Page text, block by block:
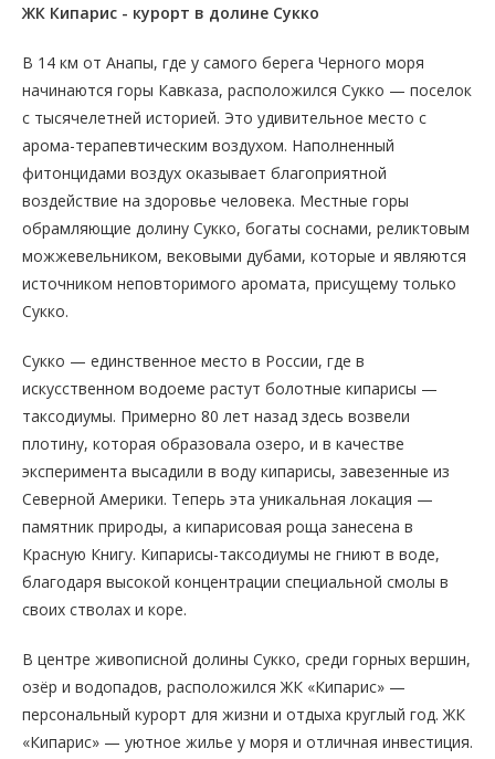
ЖК Кипарис - курорт в долине Сукко
В 14 км от Анапы, где у самого берега Черного моря
начинаются горы Кавказа, расположился Сукко — поселок
с тысячелетней историей. Это удивительное место с
арома-терапевтическим воздухом. Наполненный
фитонцидами воздух оказывает благоприятной
воздействие на здоровье человека. Местные горы
обрамляющие долину Сукко, богаты соснами, реликтовым
можжевельником, вековыми дубами, которые и являются
источником неповторимого аромата, присущему только
Сукко.
Сукко — единственное место в России, где в
искусственном водоеме растут болотные кипарисы —
таксодиумы. Примерно 80 лет назад здесь возвели
плотину, которая образовала озеро, и в качестве
эксперимента высадили в воду кипарисы, завезенные из
Северной Америки. Теперь эта уникальная локация —
памятник природы, а кипарисовая роща занесена в
Красную Книгу. Кипарисы-таксодиумы не гниют в воде,
благодаря высокой концентрации специальной смолы в
своих стволах и коре.
В центре живописной долины Сукко, среди горных вершин,
озёр и водопадов, расположился ЖК «Кипарис» —
персональный курорт для жизни и отдыха круглый год. ЖК
«Кипарис» — уютное жилье у моря и отличная инвестиция.